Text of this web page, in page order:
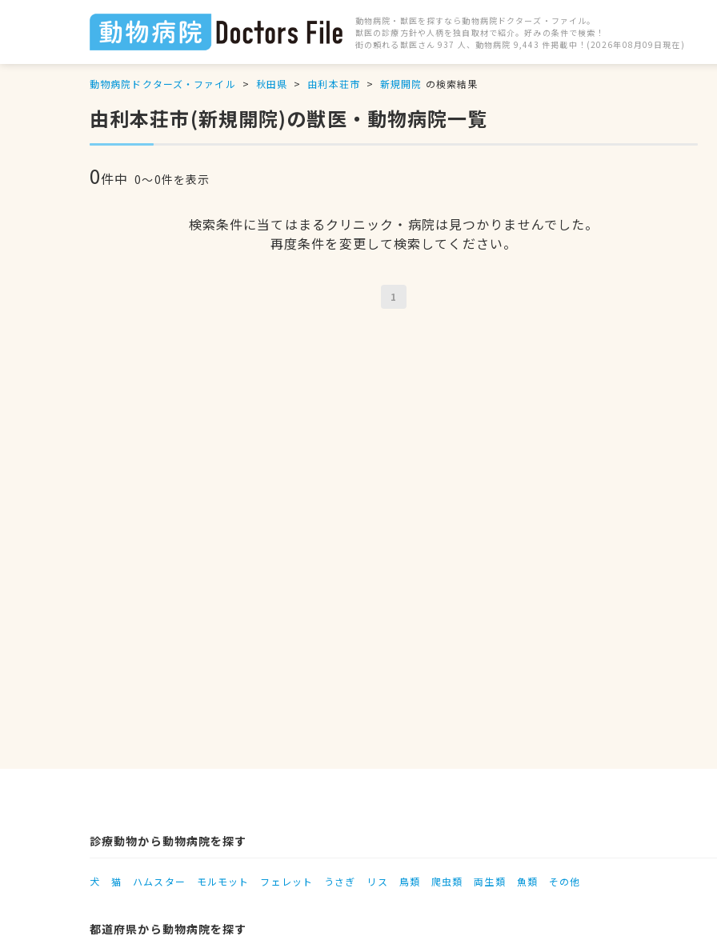
動物病院・獣医を探すなら動物病院ドクターズ・ファイル。
獣医の診療方針や人柄を独自取材で紹介。好みの条件で検索！
街の頼れる獣医さん 937 人、動物病院 9,443 件掲載中！(2026年08月09日現在)
動物病院ドクターズ・ファイル 秋田県 由利本荘市 新規開院 の検索結果
由利本荘市(新規開院)の獣医・動物病院一覧
0件中 0〜0件を表示
検索条件に当てはまるクリニック・病院は見つかりませんでした。
再度条件を変更して検索してください。
1
診療動物から動物病院を探す
犬 猫 ハムスター モルモット フェレット うさぎ リス 鳥類 爬虫類 両生類 魚類 その他
都道府県から動物病院を探す